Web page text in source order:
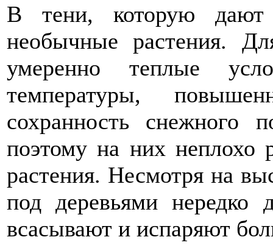
В тени, которую дают
необычные растения.
умеренно теплые
температуры,
сохранность снежного
поэтому на них неплохо
растения. Несмотря на
под деревьями нередко
всасывают и испаряют